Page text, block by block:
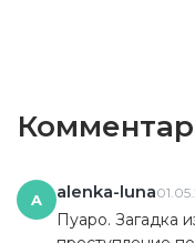
A alenka-luna
Пуаро. Загадка